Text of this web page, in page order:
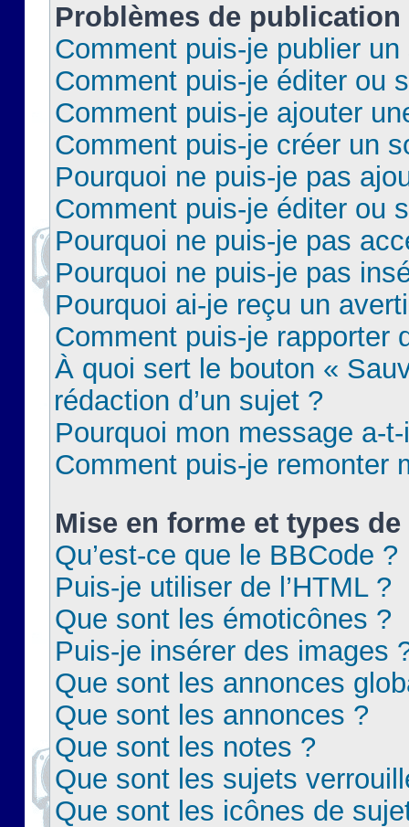
Problèmes de publication
Comment puis-je publier
Comment puis-je éditer ou
Comment puis-je ajouter
Comment puis-je créer un
Pourquoi ne puis-je pas
Comment puis-je éditer ou
Pourquoi ne puis-je pas
Pourquoi ne puis-je pas
Pourquoi ai-je reçu un
Comment puis-je rapporter
À quoi sert le bouton «
rédaction d’un sujet ?
Pourquoi mon message a-
Comment puis-je remonter
Mise en forme et types
Qu’est-ce que le BBCode ?
Puis-je utiliser de l’HTML ?
Que sont les émoticônes ?
Puis-je insérer des images
Que sont les annonces
Que sont les annonces ?
Que sont les notes ?
Que sont les sujets
Que sont les icônes de